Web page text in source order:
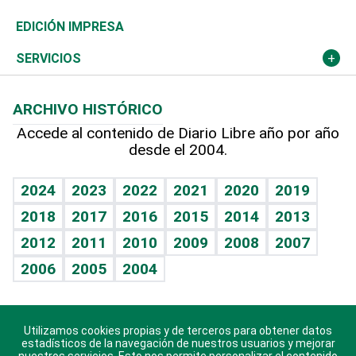
Caribe
Resto del mundo
Global y variable
Economía personal
Novedades
Podcast Arte Libre
Hablando con el pediatra
Vida y familia
Eñe
Celebrando la vida
Sin complejos
En pocas palabras
Escuchando al corazón
Olimpismo
Más deportes
Línea de hit
TBT Deportivo
Noticiero Poteleche
Columnistas
Más firmas
Martes de tecnología
Cambio climático
Deportes
Opinión
Hecho en casa
Guía del dinero
EDICIÓN IMPRESA
SERVICIOS
Cumpleaños
Horóscopos
Crucigramas
ARCHIVO HISTÓRICO
Accede al contenido de Diario Libre año por año
desde el 2004.
2024 2023 2022 2021 2020
2019
2018
2017 2016 2015 2014
2013
2012
2011 2010 2009 2008
2007
2006
2005 2004
Descarga nuestras aplicaciones para Android, iOS y
sistema Huawei.
Utilizamos cookies propias y de terceros para obtener datos
estadísticos de la navegación de nuestros usuarios y mejorar